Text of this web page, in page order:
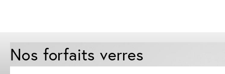
Nos forfaits verres